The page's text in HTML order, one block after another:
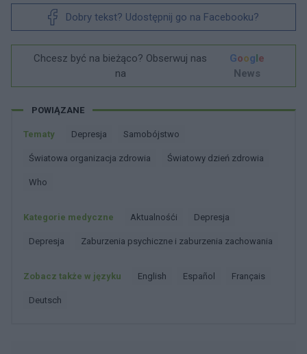
Dobry tekst? Udostępnij go na Facebooku?
Chcesz być na bieżąco? Obserwuj nas
na
Google
News
POWIĄZANE
Tematy Depresja Samobójstwo
światowa organizacja zdrowia światowy dzień zdrowia
Who
Kategorie medyczne Aktualnośći Depresja
Depresja Zaburzenia psychiczne i zaburzenia zachowania
Zobacz także w języku english español français
deutsch